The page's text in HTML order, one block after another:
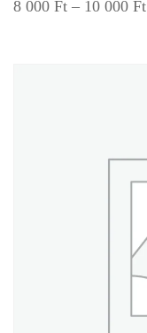
8 000 Ft – 10 000 Ft